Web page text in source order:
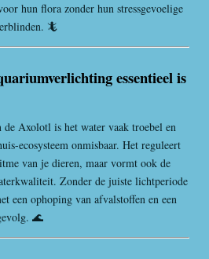
hun flora zonder hun stressgevoelige
🦎
essentieel is
Axolotl is het water vaak troebel en
ecosysteem onmisbaar. Het reguleert
van je dieren, maar vormt ook de
Zonder de juiste lichtperiode
een ophoping van afvalstoffen en een
🌊